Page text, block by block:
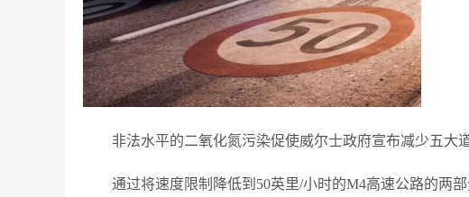
非法水平的二氧化氮污染促使威尔士政府宣布减少五大
通过将速度限制降低到50英里/小时的M4高速公路的两